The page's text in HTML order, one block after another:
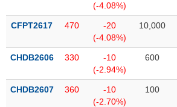
(-4.08%)
CFPT2617 470
-20
(-4.08%)
10,000
CHDB2606 330
-10
(-2.94%)
600
CHDB2607 360
-10
(-2.70%)
100
VỤ
TRUYỀN